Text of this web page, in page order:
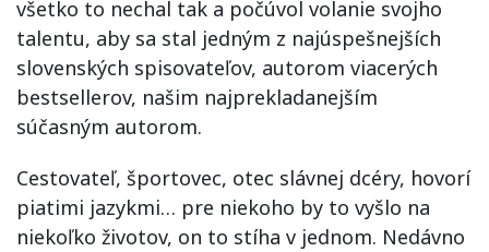
všetko to nechal tak a počúvol volanie svojho
talentu, aby sa stal jedným z najúspešnejších
slovenských spisovateľov, autorom viacerých
bestsellerov, našim najprekladanejším
súčasným autorom.
Cestovateľ, športovec, otec slávnej dcéry, hovorí
piatimi jazykmi… pre niekoho by to vyšlo na
niekoľko životov, on to stíha v jednom. Nedávno